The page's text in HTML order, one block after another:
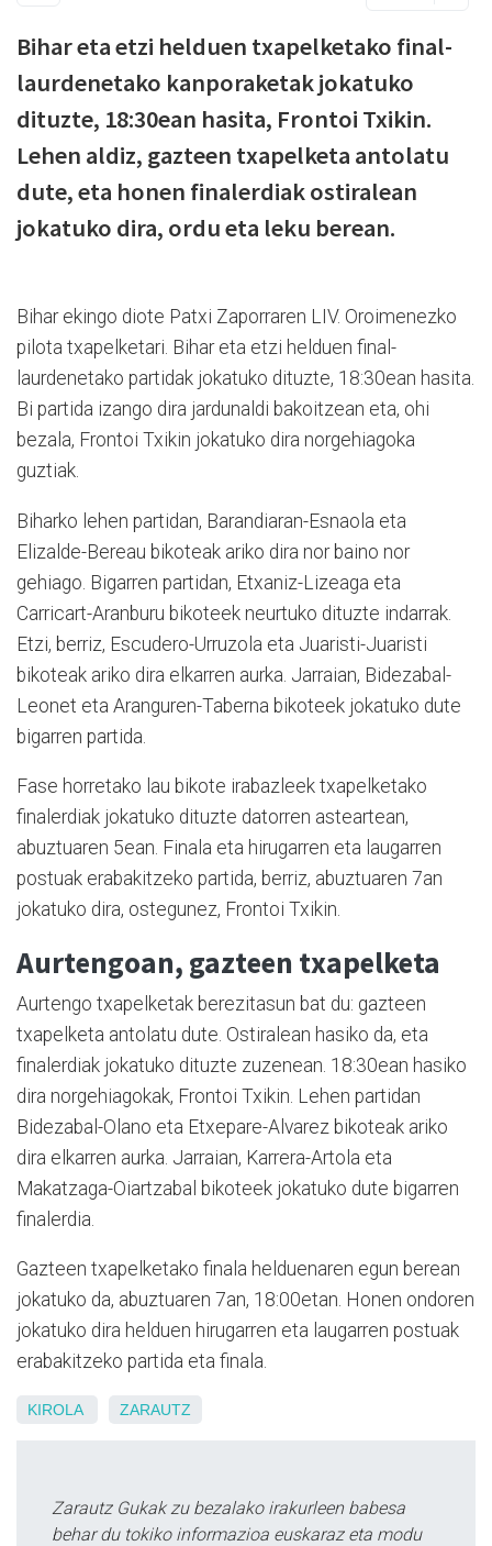
Bihar eta etzi helduen txapelketako final-
laurdenetako kanporaketak jokatuko
dituzte, 18:30ean hasita, Frontoi Txikin.
Lehen aldiz, gazteen txapelketa antolatu
dute, eta honen finalerdiak ostiralean
jokatuko dira, ordu eta leku berean.
Bihar ekingo diote Patxi Zaporraren LIV. Oroimenezko
pilota txapelketari. Bihar eta etzi helduen final-
laurdenetako partidak jokatuko dituzte, 18:30ean hasita.
Bi partida izango dira jardunaldi bakoitzean eta, ohi
bezala, Frontoi Txikin jokatuko dira norgehiagoka
guztiak.
Biharko lehen partidan, Barandiaran-Esnaola eta
Elizalde-Bereau bikoteak ariko dira nor baino nor
gehiago. Bigarren partidan, Etxaniz-Lizeaga eta
Carricart-Aranburu bikoteek neurtuko dituzte indarrak.
Etzi, berriz, Escudero-Urruzola eta Juaristi-Juaristi
bikoteak ariko dira elkarren aurka. Jarraian, Bidezabal-
Leonet eta Aranguren-Taberna bikoteek jokatuko dute
bigarren partida.
Fase horretako lau bikote irabazleek txapelketako
finalerdiak jokatuko dituzte datorren asteartean,
abuztuaren 5ean. Finala eta hirugarren eta laugarren
postuak erabakitzeko partida, berriz, abuztuaren 7an
jokatuko dira, ostegunez, Frontoi Txikin.
Aurtengoan, gazteen txapelketa
Aurtengo txapelketak berezitasun bat du: gazteen
txapelketa antolatu dute. Ostiralean hasiko da, eta
finalerdiak jokatuko dituzte zuzenean. 18:30ean hasiko
dira norgehiagokak, Frontoi Txikin. Lehen partidan
Bidezabal-Olano eta Etxepare-Alvarez bikoteak ariko
dira elkarren aurka. Jarraian, Karrera-Artola eta
Makatzaga-Oiartzabal bikoteek jokatuko dute bigarren
finalerdia.
Gazteen txapelketako finala helduenaren egun berean
jokatuko da, abuztuaren 7an, 18:00etan. Honen ondoren
jokatuko dira helduen hirugarren eta laugarren postuak
erabakitzeko partida eta finala.
KIROLA ZARAUTZ
Zarautz Gukak zu bezalako irakurleen babesa
behar du tokiko informazioa euskaraz eta modu